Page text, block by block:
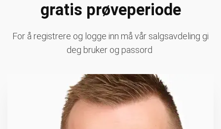
gratis prøveperiode
For å registrere og logge inn må vår salgsavdeling gi
deg bruker og passord